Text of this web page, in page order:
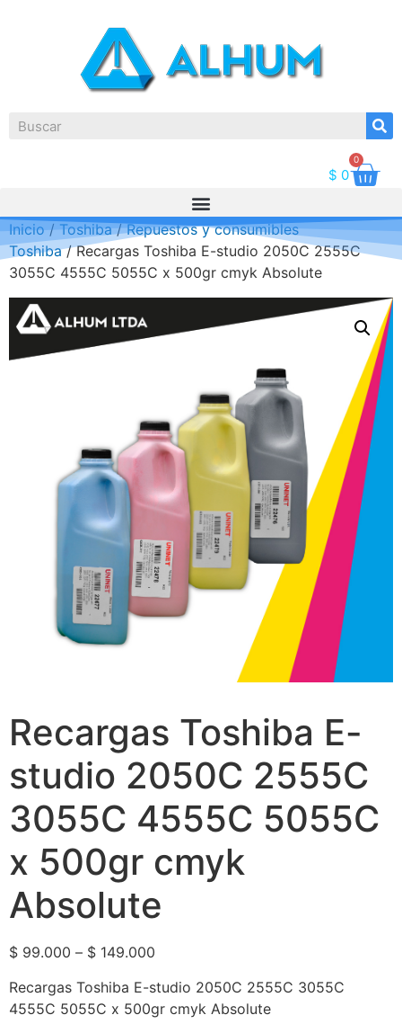
$ 0
0
Inicio/Toshiba/Repuestos y consumibles
Toshiba/ Recargas Toshiba E-studio 2050C 2555C
3055C 4555C 5055C x 500gr cmyk Absolute
Recargas Toshiba E-
studio 2050C 2555C
3055C 4555C 5055C
x 500gr cmyk
Absolute
$ 99.000 – $ 149.000
Recargas Toshiba E-studio 2050C 2555C 3055C
4555C 5055C x 500gr cmyk Absolute